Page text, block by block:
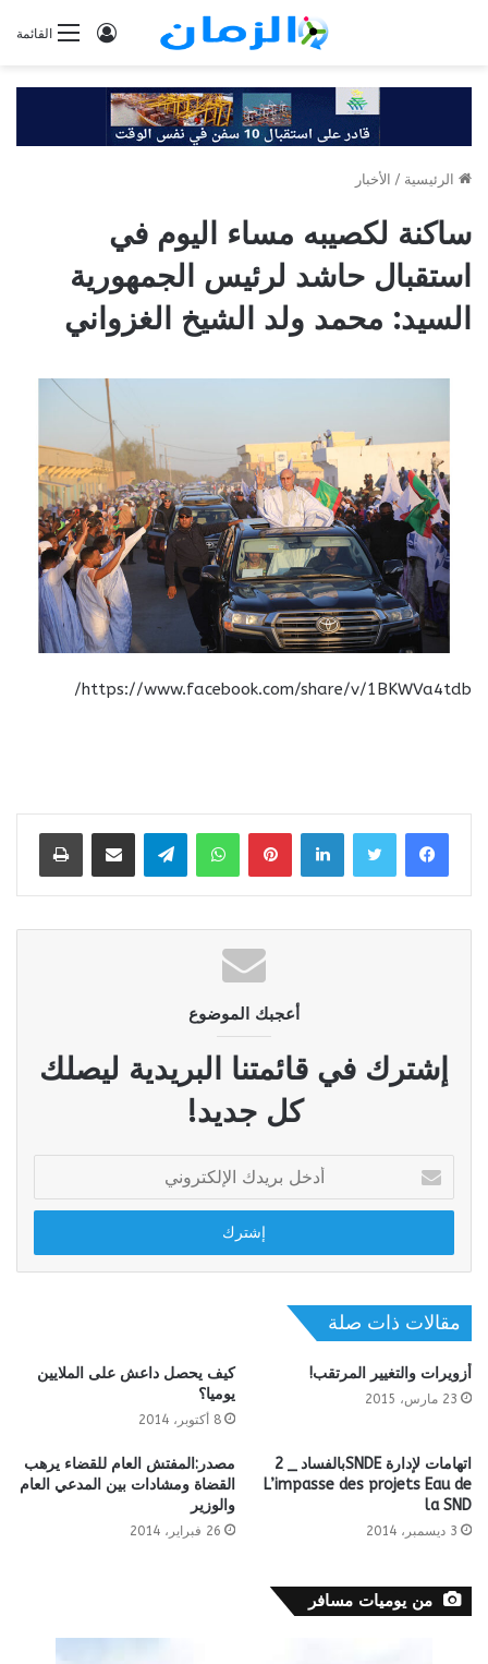
القائمةتسجيل
الرئيسية / الأخبار
ساكنة لكصيبه مساء اليوم في
استقبال حاشد لرئيس الجمهورية
السيد: محمد ولد الشيخ الغزواني
https://www.facebook.com/share/v/1BKWVa4tdb/
لينكدإن بينتيريستواتساب تيلقرام مشاركة عبر البريد طباعة
أعجبك الموضوع
إشترك في قائمتنا البريدية ليصلك
كل جديد!
بريدك
الإلكتروني
مقالات ذات صلة
أزويرات والتغيير المرتقب!
23 مارس، 2015
كيف يحصل داعش على الملايين
يوميا؟
8 أكتوبر، 2014
اتهامات لإدارة SNDEبالفساد _ 2
L’impasse des projets Eau de
la SND
3 ديسمبر، 2014
مصدر:المفتش العام للقضاء يرهب
القضاة ومشادات بين المدعي العام
والوزير
26 فبراير، 2014
من يوميات مسافر